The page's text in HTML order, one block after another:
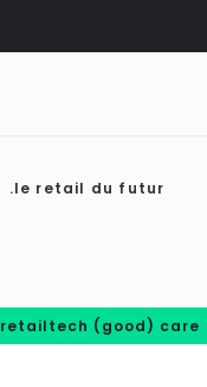
.le retail du futur
(good) care